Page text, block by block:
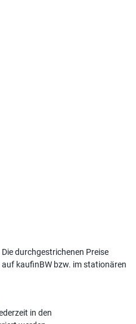
durchgestrichenen Preise
kaufinBW bzw. im stationären
in den